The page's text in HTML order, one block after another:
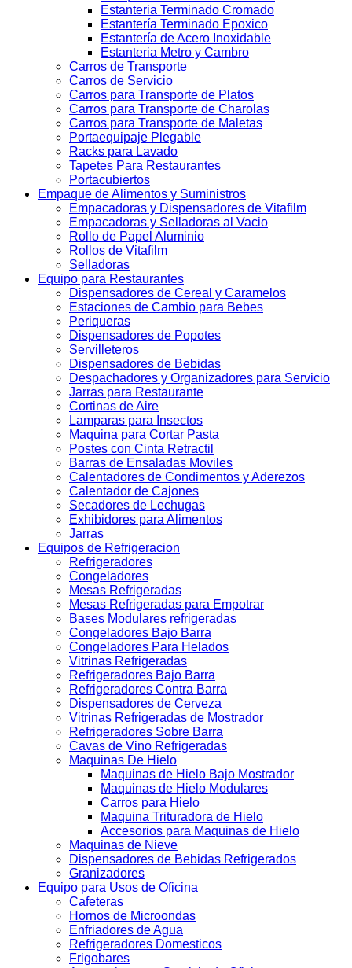
Estanteria Terminado Cromado
Estantería Terminado Epoxico
Estantería de Acero Inoxidable
Estanteria Metro y Cambro
Carros de Transporte
Carros de Servicio
Carros para Transporte de Platos
Carros para Transporte de Charolas
Carros para Transporte de Maletas
Portaequipaje Plegable
Racks para Lavado
Tapetes Para Restaurantes
Portacubiertos
Empaque de Alimentos y Suministros
Empacadoras y Dispensadores de Vitafilm
Empacadoras y Selladoras al Vacio
Rollo de Papel Aluminio
Rollos de Vitafilm
Selladoras
Equipo para Restaurantes
Dispensadores de Cereal y Caramelos
Estaciones de Cambio para Bebes
Periqueras
Dispensadores de Popotes
Servilleteros
Dispensadores de Bebidas
Despachadores y Organizadores para Servicio
Jarras para Restaurante
Cortinas de Aire
Lamparas para Insectos
Maquina para Cortar Pasta
Postes con Cinta Retractil
Barras de Ensaladas Moviles
Calentadores de Condimentos y Aderezos
Calentador de Cajones
Secadores de Lechugas
Exhibidores para Alimentos
Jarras
Equipos de Refrigeracion
Refrigeradores
Congeladores
Mesas Refrigeradas
Mesas Refrigeradas para Empotrar
Bases Modulares refrigeradas
Congeladores Bajo Barra
Congeladores Para Helados
Vitrinas Refrigeradas
Refrigeradores Bajo Barra
Refrigeradores Contra Barra
Dispensadores de Cerveza
Vitrinas Refrigeradas de Mostrador
Refrigeradores Sobre Barra
Cavas de Vino Refrigeradas
Maquinas De Hielo
Maquinas de Hielo Bajo Mostrador
Maquinas de Hielo Modulares
Carros para Hielo
Maquina Trituradora de Hielo
Accesorios para Maquinas de Hielo
Maquinas de Nieve
Dispensadores de Bebidas Refrigerados
Granizadores
Equipo para Usos de Oficina
Cafeteras
Hornos de Microondas
Enfriadores de Agua
Refrigeradores Domesticos
Frigobares